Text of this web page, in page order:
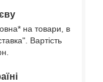
на товари, в
Вартість